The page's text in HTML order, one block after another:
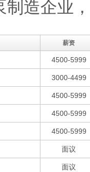
制造企业
薪资
4500-5999
3000-4499
4500-5999
4500-5999
4500-5999
面议
面议